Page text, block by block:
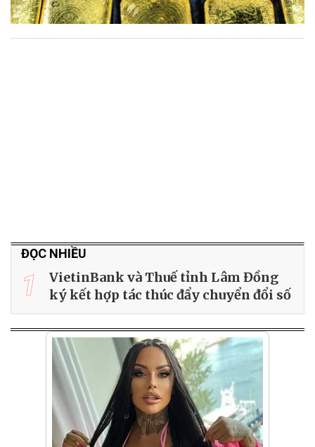
ĐỌC NHIỀU
1
VietinBank và Thuế tỉnh Lâm Đồng
ký kết hợp tác thúc đẩy chuyển đổi số